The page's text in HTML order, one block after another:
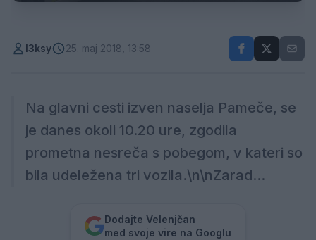
l3ksy 25. maj 2018, 13:58
Na glavni cesti izven naselja Pameče, se
je danes okoli 10.20 ure, zgodila
prometna nesreča s pobegom, v kateri so
bila udeležena tri vozila.\n\nZarad...
Dodajte Velenjčan
med svoje vire na Googlu